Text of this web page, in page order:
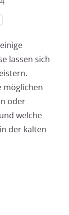
lassen sich
möglichen
oder
welche
der kalten